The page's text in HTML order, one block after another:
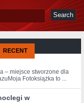
RECENT
– miejsce stworzone dla
Fotoksiążka to ...
w